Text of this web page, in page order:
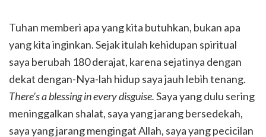
Tuhan memberi apa yang kita butuhkan, bukan apa
yang kita inginkan. Sejak itulah kehidupan spiritual
saya berubah 180 derajat, karena sejatinya dengan
dekat dengan-Nya-lah hidup saya jauh lebih tenang.
There’s a blessing in every disguise.Saya yang dulu sering
meninggalkan shalat, saya yang jarang bersedekah,
saya yang jarang mengingat Allah, saya yang pecicilan